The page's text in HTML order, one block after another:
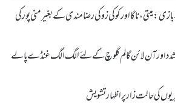
میتی، ناگا اور کوکی زو کی رضامندی کے بغیر منی پور کی
اورآن لائن گالم گلوچ کے لئے الگ الگ غنڈے پالے
کی حالت زار پر اظہار تشویش